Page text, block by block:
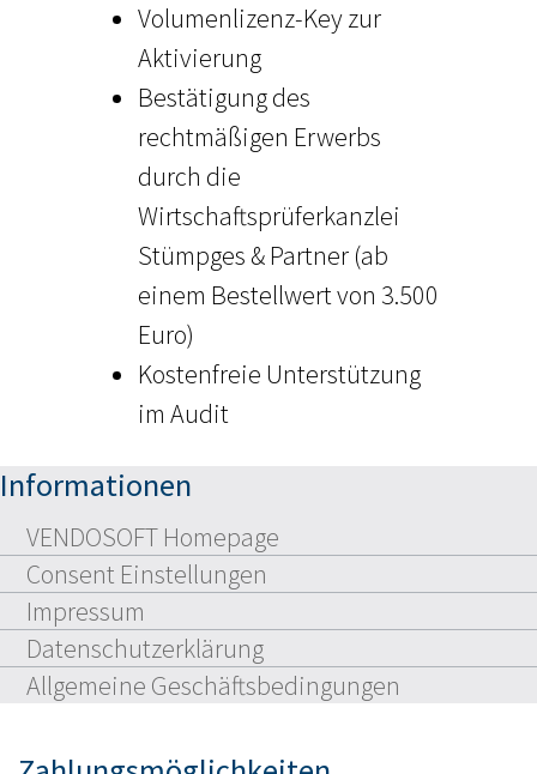
Volumenlizenz-Key zur
Aktivierung
Bestätigung des
rechtmäßigen Erwerbs
durch die
Wirtschaftsprüferkanzlei
Stümpges & Partner (ab
einem Bestellwert von 3.500
Euro)
Kostenfreie Unterstützung
im Audit
Informationen
VENDOSOFT Homepage
Consent Einstellungen
Impressum
Datenschutzerklärung
Allgemeine Geschäftsbedingungen